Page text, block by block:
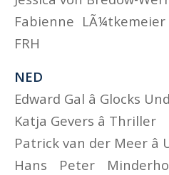
Fabienne LÃ¼tkemeier
FRH
NED
Edward Gal â Glocks
Katja Gevers â Thriller
Patrick van der Meer â
Hans Peter